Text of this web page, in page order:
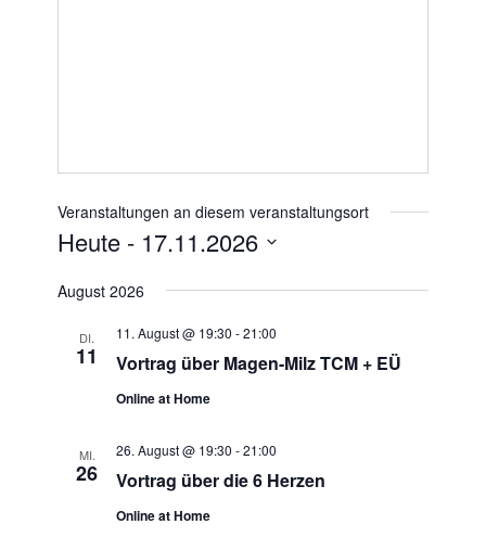
Veranstaltungen an diesem veranstaltungsort
Heute - 17.11.2026
wählen.
August 2026
DI.
11 Vortrag über Magen-Milz TCM + EÜ
11. August @ 19:30 -21:00
Online at Home
MI.
26 Vortrag über die 6 Herzen
26. August @ 19:30 -21:00
Online at Home